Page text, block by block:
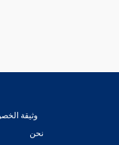
وثيقة
نحن